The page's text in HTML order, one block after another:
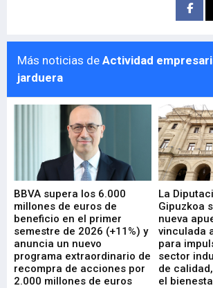
Más noticias de Actividad
jarduera
BBVA supera los 6.000
millones de euros de
beneficio en el primer
semestre de 2026 (+11%) y
anuncia un nuevo
programa extraordinario de
recompra de acciones por
2.000 millones de euros
La
Gipuzkoa
nueva
vinculada
para
sector
de
el